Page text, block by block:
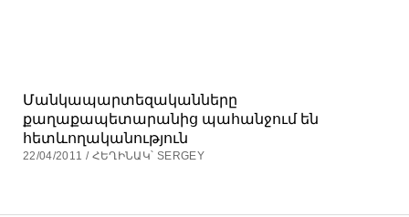
Մանկապարտեզականները
քաղաքապետարանից պահանջում են
հետևողականություն
22/04/2011 / ՀԵՂԻՆԱԿ՝ SERGEY